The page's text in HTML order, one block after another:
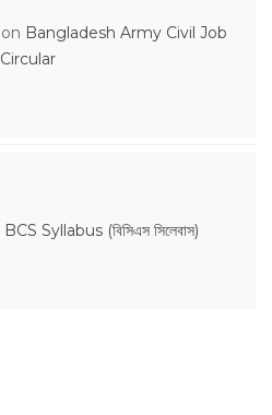
on Bangladesh Army Civil Job
Circular
BCS Syllabus (বিসিএস সিলেবাস)